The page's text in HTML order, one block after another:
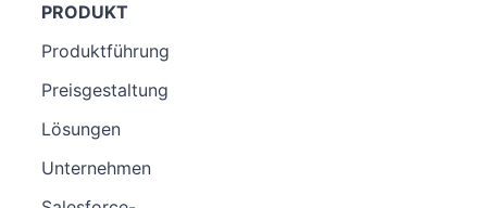
PRODUKT
Produktführung
Preisgestaltung
Lösungen
Unternehmen